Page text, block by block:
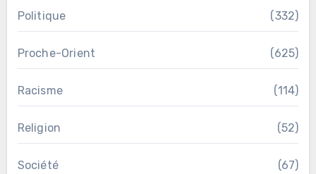
Politique (332)
Proche-Orient (625)
Racisme (114)
Religion (52)
Société (67)